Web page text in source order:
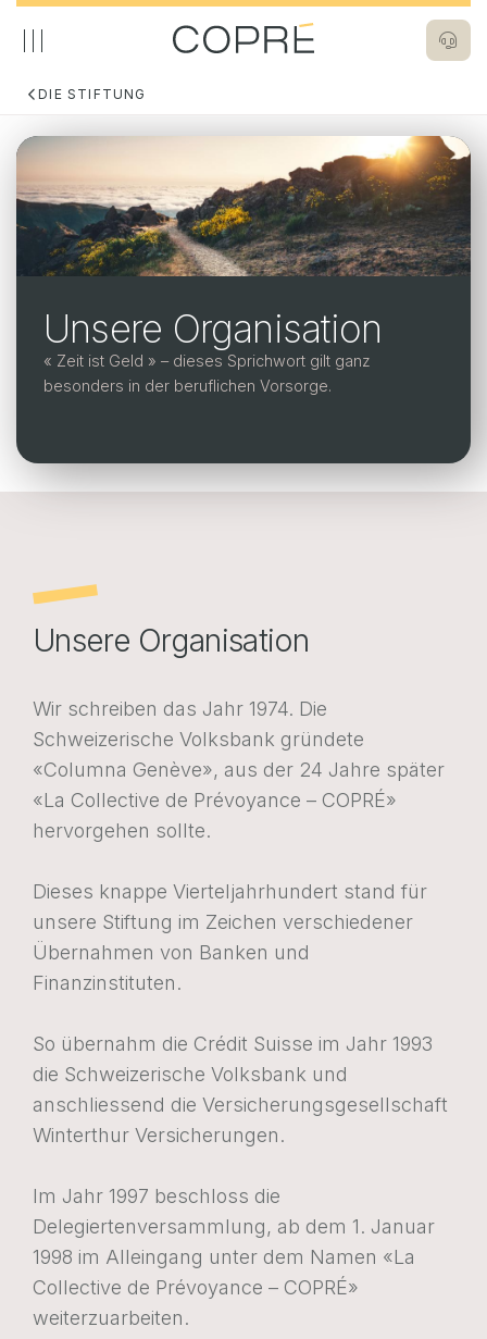
Direkt
zum
Inhalt
Navigation
principale
Die Stiftung
Die Stiftung
Das Wesentliche
Das
Aktuelles
Dokumente
FR
DE
POLITIQUE EN MATIÈRE DE COOKIESPROTECTION DES DONNÉES
DIE STIFTUNG
Bild
Unsere Organisation
« Zeit ist Geld » – dieses Sprichwort gilt ganz
besonders in der beruflichen Vorsorge.
Unsere Organisation
Wir schreiben das Jahr 1974. Die
Schweizerische Volksbank gründete
«Columna Genève», aus der 24 Jahre später
«La Collective de Prévoyance – COPRÉ»
hervorgehen sollte.
Dieses knappe Vierteljahrhundert stand für
unsere Stiftung im Zeichen verschiedener
Übernahmen von Banken und
Finanzinstituten.
So übernahm die Crédit Suisse im Jahr 1993
die Schweizerische Volksbank und
anschliessend die Versicherungsgesellschaft
Winterthur Versicherungen.
Im Jahr 1997 beschloss die
Delegiertenversammlung, ab dem 1. Januar
1998 im Alleingang unter dem Namen «La
Collective de Prévoyance – COPRÉ»
weiterzuarbeiten.